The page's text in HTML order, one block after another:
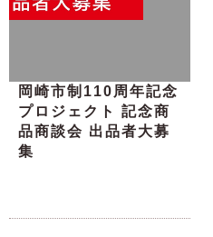
岡崎市制110周年記念
プロジェクト 記念商
品商談会 出品者大募
集